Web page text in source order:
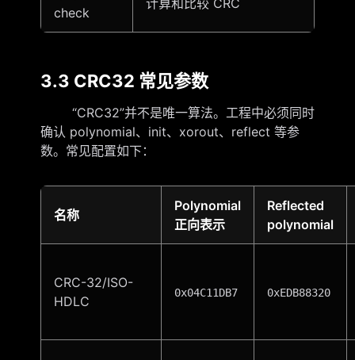
check
计算和比较 CRC
3.3 CRC32 常见参数
“CRC32”并不是唯一算法。工程中必须同时
确认 polynomial、init、xorout、reflect 等参
数。常见配置如下：
名称
Polynomial
正向表示
Reflected
polynomial
CRC-32/ISO-
HDLC
0x04C11DB7 0xEDB88320